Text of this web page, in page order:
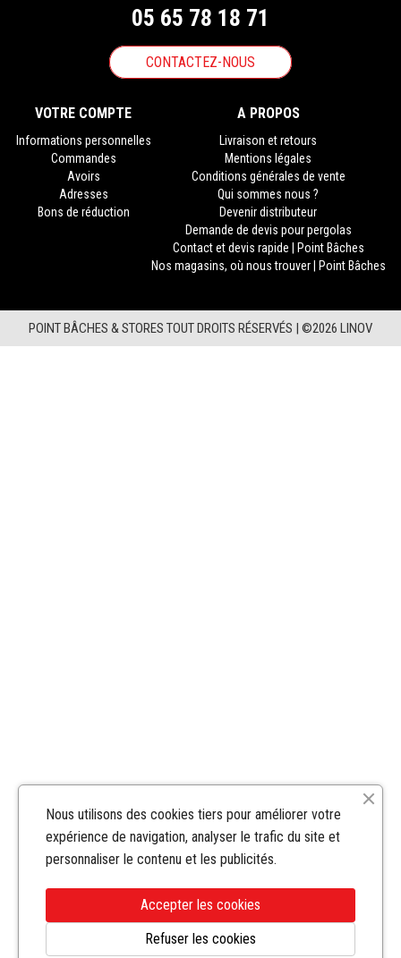
05 65 78 18 71
CONTACTEZ-NOUS
VOTRE COMPTE
Informations personnelles
Commandes
Avoirs
Adresses
Bons de réduction
A PROPOS
Livraison et retours
Mentions légales
Conditions générales de vente
Qui sommes nous ?
Devenir distributeur
Demande de devis pour pergolas
Contact et devis rapide | Point Bâches
Nos magasins, où nous trouver | Point Bâches
POINT BÂCHES & STORES TOUT DROITS RÉSERVÉS | ©2026 LINOV
Nous utilisons des cookies tiers pour améliorer votre
expérience de navigation, analyser le trafic du site et
personnaliser le contenu et les publicités.
Accepter les cookies
Refuser les cookies